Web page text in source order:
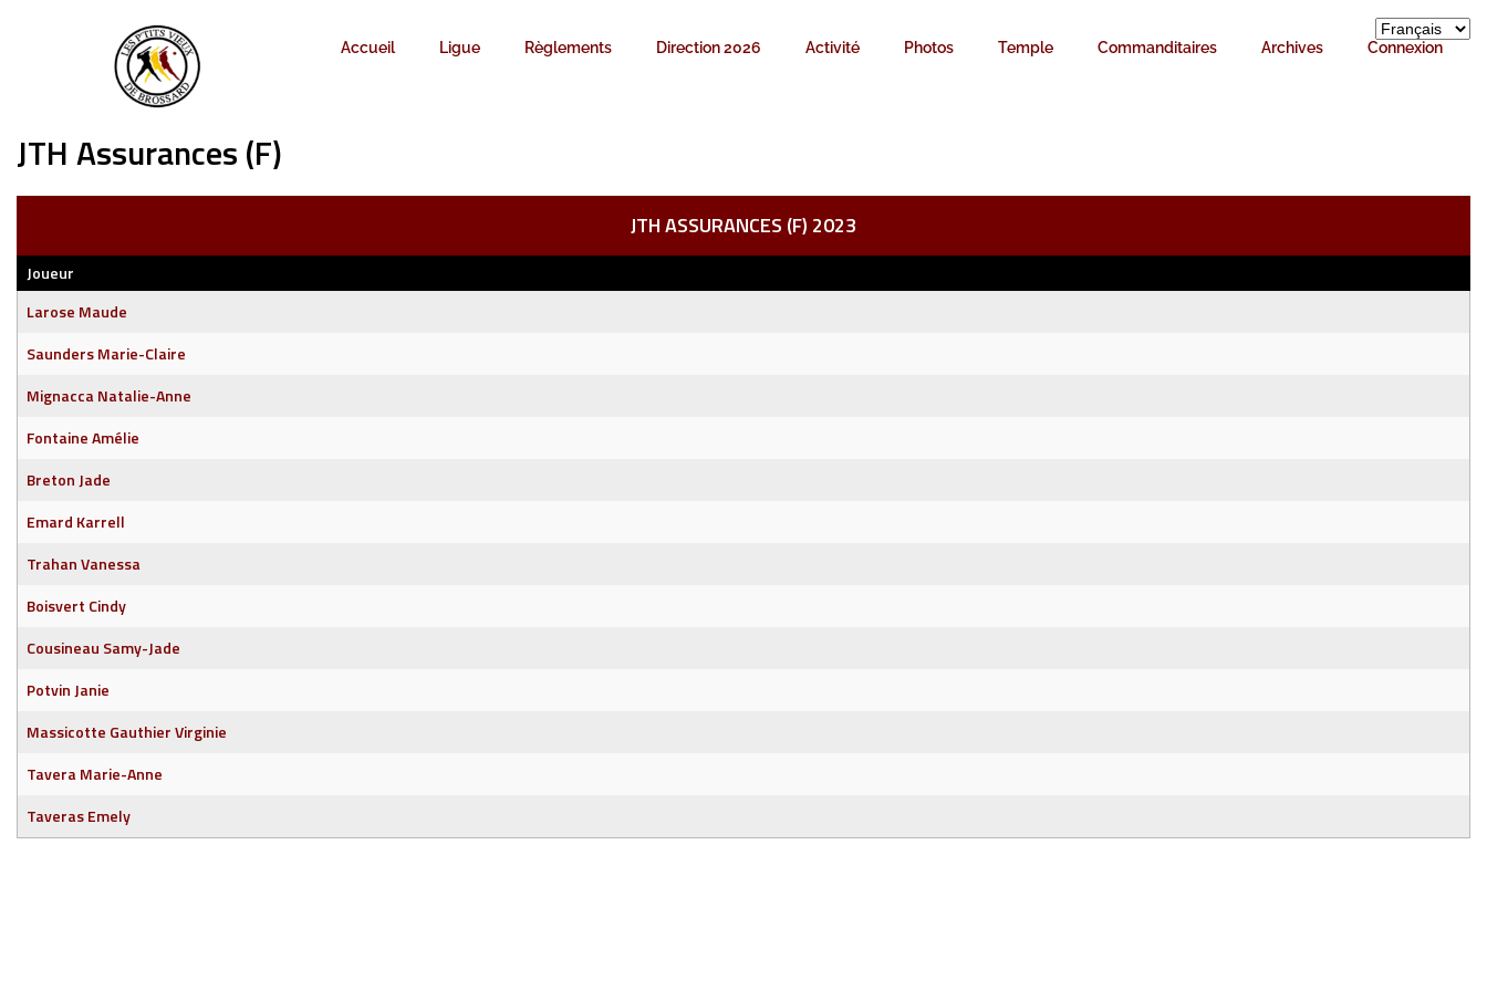
Accueil Ligue Règlements Direction 2026 Activité Photos Temple Commanditaires Archives Connexion
JTH Assurances (F)
JTH ASSURANCES (F) 2023
Joueur
Larose Maude
Saunders Marie-Claire
Mignacca Natalie-Anne
Fontaine Amélie
Breton Jade
Emard Karrell
Trahan Vanessa
Boisvert Cindy
Cousineau Samy-Jade
Potvin Janie
Massicotte Gauthier Virginie
Tavera Marie-Anne
Taveras Emely